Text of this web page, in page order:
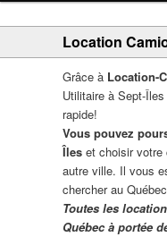
Location
Grâce à Location-
Utilitaire à Sept-
rapide!
Vous pouvez
Îles et choisir votre
autre ville. Il vous
chercher au
Toutes les
Québec à portée